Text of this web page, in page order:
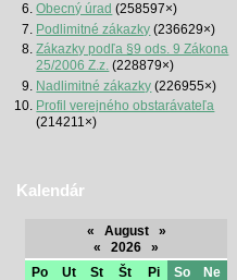
Obecný úrad (258597×)
Podlimitné zákazky (236629×)
Zákazky podľa §9 ods. 9 Zákona
25/2006 Z.z. (228879×)
Nadlimitné zákazky (226955×)
Profil verejného obstarávateľa
(214211×)
Kalendár
« August
»
«
2026
»
Po
Ut St Št Pi So
Ne